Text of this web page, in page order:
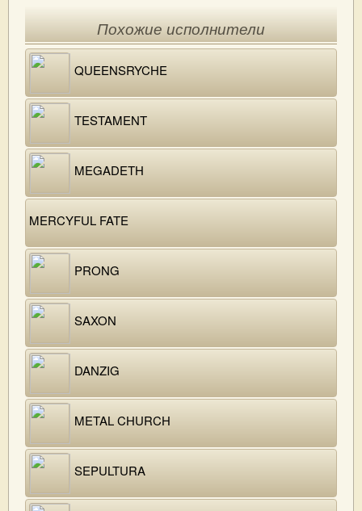
Похожие исполнители
QUEENSRYCHE
TESTAMENT
MEGADETH
MERCYFUL FATE
PRONG
SAXON
DANZIG
METAL CHURCH
SEPULTURA